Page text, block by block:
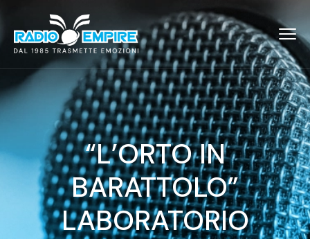
“L’ORTO IN
BARATTOLO”
LABORATORIO